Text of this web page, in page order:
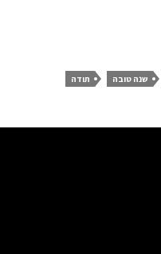
שנה טובה תודה